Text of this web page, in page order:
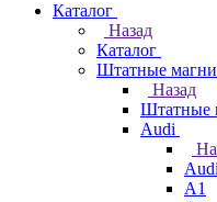
Каталог
Назад
Каталог
Штатные
Назад
Штатные
Audi
Audi
A1